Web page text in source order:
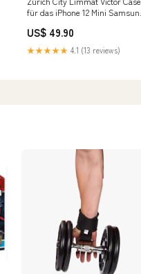
für das iPhone 12 Mini Samsung
US$ 49.90
★★★★★ 4.1 (13 reviews)